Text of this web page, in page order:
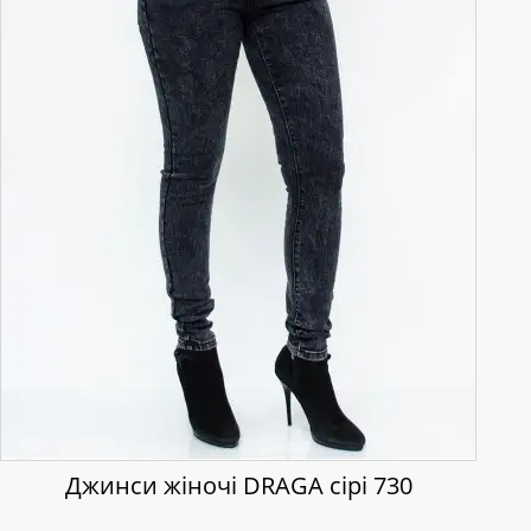
Джинси жіночі DRAGA сірі 730